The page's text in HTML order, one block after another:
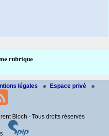
rubrique
légales Espace privé
Bloch - Tous droits réservés